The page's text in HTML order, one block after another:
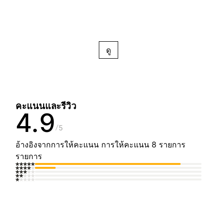
ดู
คะแนนและรีวิว
4.9 5
อ้างอิงจากการให้คะแนน การให้คะแนน 8 รายการ
รายการ